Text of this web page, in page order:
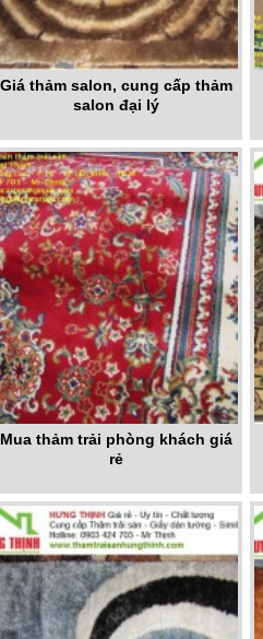
Giá thảm salon, cung cấp thảm
salon đại lý
Mua thảm trải phòng khách giá
rẻ